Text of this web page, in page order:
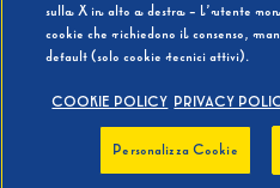
sulla X in alto a destra - l’utente
cookie che richiedono il consenso,
default (solo cookie tecnici attivi).
COOKIE POLICY PRIVACY
Personalizza Cookie